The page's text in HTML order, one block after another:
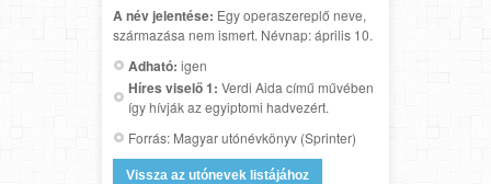
A név jelentése: Egy operaszereplő neve,
származása nem ismert. Névnap: április 10.
Adható: igen
Híres viselő 1: Verdi Aida című művében
így hívják az egyiptomi hadvezért.
Forrás: Magyar utónévkönyv (Sprinter)
Vissza az utónevek listájához